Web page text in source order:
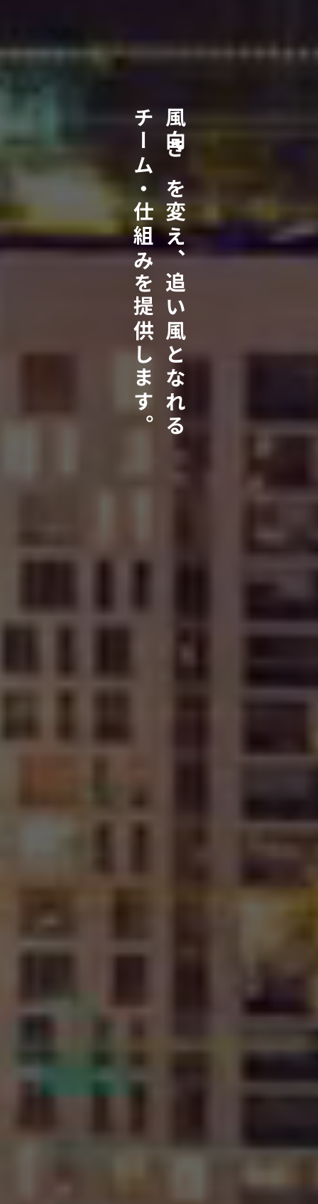
風向きを変え、追い風となれる
チーム・仕組みを提供します。